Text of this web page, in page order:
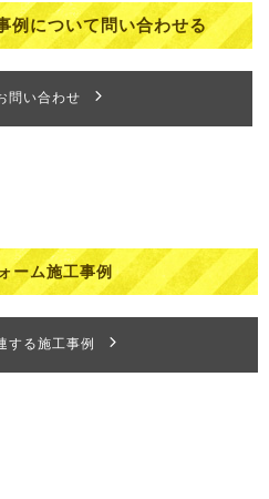
例について問い合わせる
問い合わせ
ーム施工事例
する施工事例